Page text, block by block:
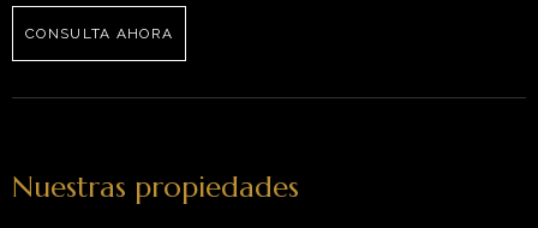
CONSULTA AHORA
Nuestras propiedades